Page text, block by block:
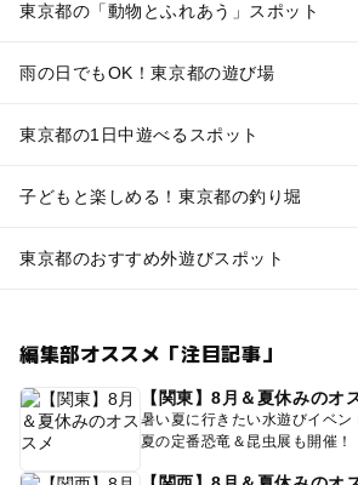
東京都の「動物とふれあう」スポット
雨の日でもOK！東京都の遊び場
東京都の1日中遊べるスポット
子どもと楽しめる！東京都の釣り堀
東京都のおすすめ外遊びスポット
編集部オススメ「注目記事」
【関東】8月＆夏休みのオ
暑い夏に行きたい水遊びイベン
夏の定番恐竜＆昆虫展も開催！